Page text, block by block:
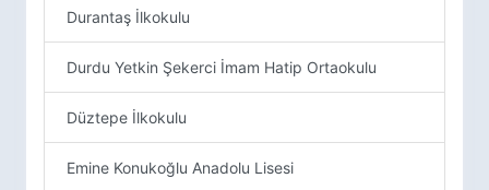
Durantaş İlkokulu
Durdu Yetkin Şekerci İmam Hatip Ortaokulu
Düztepe İlkokulu
Emine Konukoğlu Anadolu Lisesi